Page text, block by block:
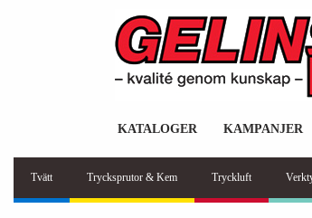
KATALOGER KAMPANJER
Tvätt Trycksprutor & Kem Tryckluft